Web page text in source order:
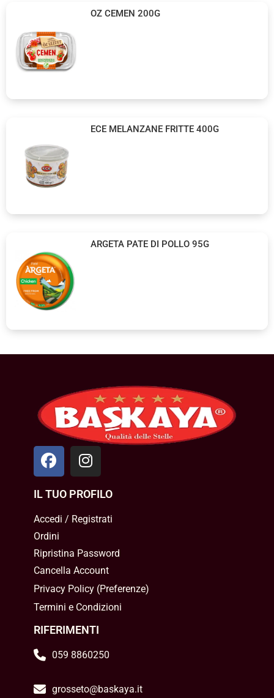
OZ CEMEN 200G
ECE MELANZANE FRITTE 400G
ARGETA PATE DI POLLO 95G
IL TUO PROFILO
Accedi / Registrati
Ordini
Ripristina Password
Cancella Account
Privacy Policy(Preferenze)
Termini e Condizioni
RIFERIMENTI
059 8860250
grosseto@baskaya.it